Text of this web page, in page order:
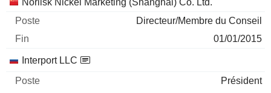
Norilsk Nickel Marketing (Shanghai) Co. Ltd.
Directeur/Membre du Conseil
01/01/2015
Interport LLC
Président